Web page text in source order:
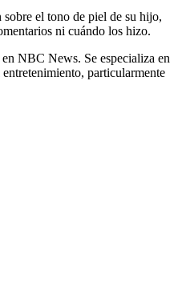
el tono de piel de su hijo,
ni cuándo los hizo.
NBC News. Se especializa en
particularmente